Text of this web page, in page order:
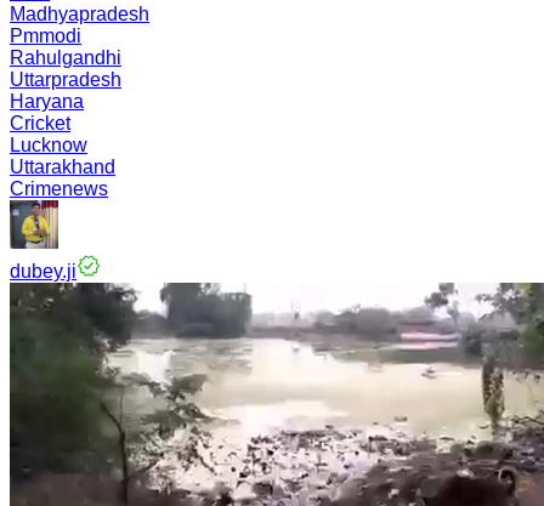
Madhyapradesh
Pmmodi
Rahulgandhi
Uttarpradesh
Haryana
Cricket
Lucknow
Uttarakhand
Crimenews
dubey.ji